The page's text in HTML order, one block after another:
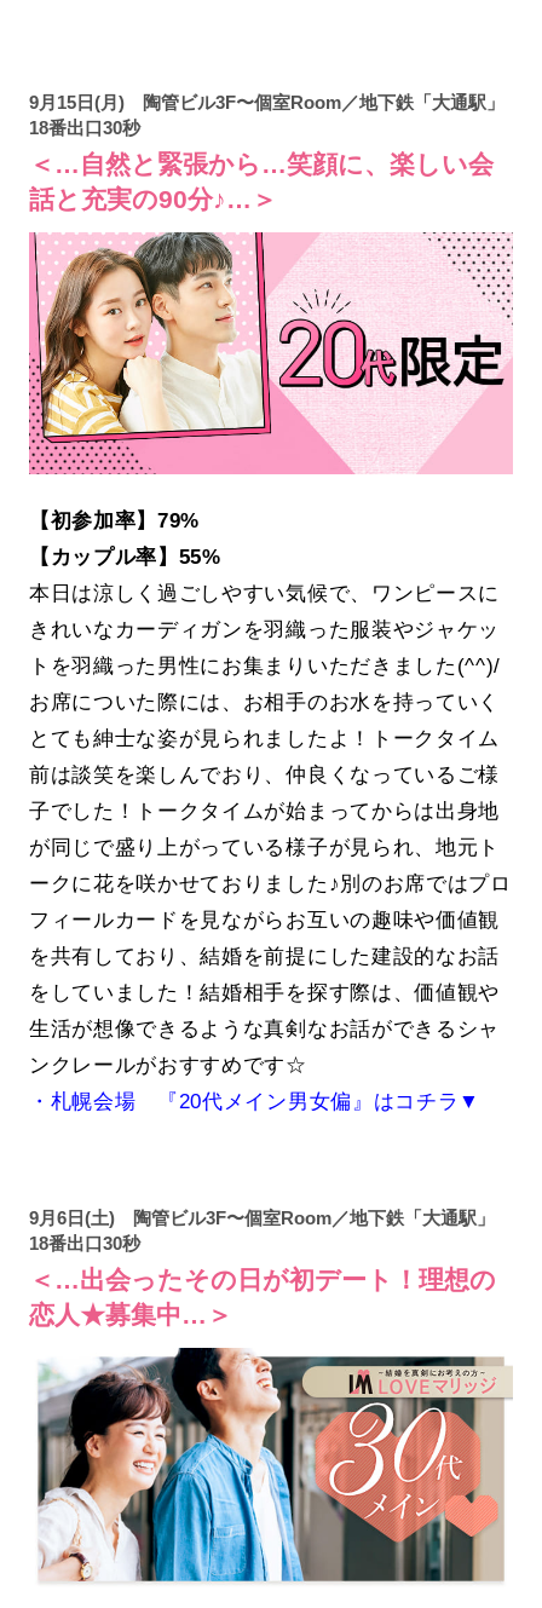
9月15日(月) 陶管ビル3F〜個室Room／地下鉄「大通駅」
18番出口30秒
＜…自然と緊張から…笑顔に、楽しい会
話と充実の90分♪…＞
【初参加率】79%
【カップル率】55%
本日は涼しく過ごしやすい気候で、ワンピースに
きれいなカーディガンを羽織った服装やジャケッ
トを羽織った男性にお集まりいただきました(^^)/
お席についた際には、お相手のお水を持っていく
とても紳士な姿が見られましたよ！トークタイム
前は談笑を楽しんでおり、仲良くなっているご様
子でした！トークタイムが始まってからは出身地
が同じで盛り上がっている様子が見られ、地元ト
ークに花を咲かせておりました♪別のお席ではプロ
フィールカードを見ながらお互いの趣味や価値観
を共有しており、結婚を前提にした建設的なお話
をしていました！結婚相手を探す際は、価値観や
生活が想像できるような真剣なお話ができるシャ
ンクレールがおすすめです☆
・札幌会場 『20代メイン男女偏』はコチラ▼
9月6日(土) 陶管ビル3F〜個室Room／地下鉄「大通駅」
18番出口30秒
＜…出会ったその日が初デート！理想の
恋人★募集中…＞